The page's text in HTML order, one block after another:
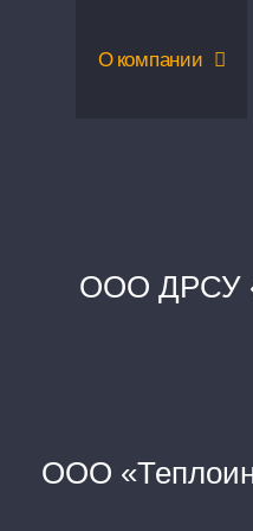
О компании
ООО ДРСУ
ООО